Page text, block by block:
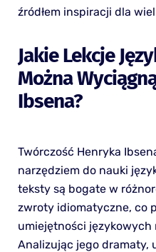
źródłem inspiracji dla
Jakie Lekcje
Można
Ibsena?
Twórczość Henryka
narzędziem do nauki
teksty są bogate w
zwroty idiomatyczne, co
umiejętności językowych
Analizując jego dramaty,